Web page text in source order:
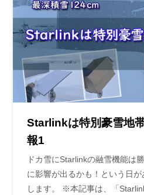
Starlinkは特別豪雪地
報1
ドカ雪にStarlinkの融雪機能は
に影響が出るかも！という日
します。 ※本記事は、「